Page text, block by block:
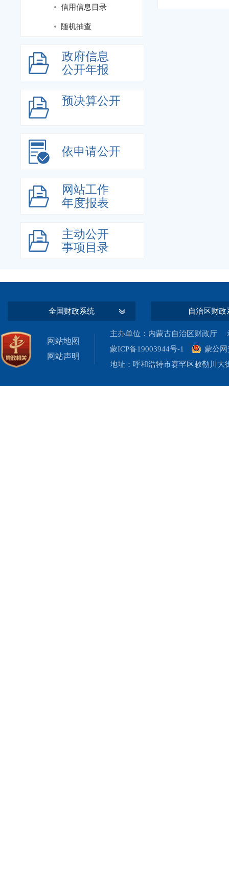
信用信息目录
随机抽查
政府信息
公开年报
预决算公开
依申请公开
网站工作
年度报表
主动公开
事项目录
全国财政系统 自治区财政
网站地图
网站声明
主办单位：内蒙古自治区财政厅
蒙ICP备19003944号-1
蒙公网
地址：呼和浩特市赛罕区敕勒川